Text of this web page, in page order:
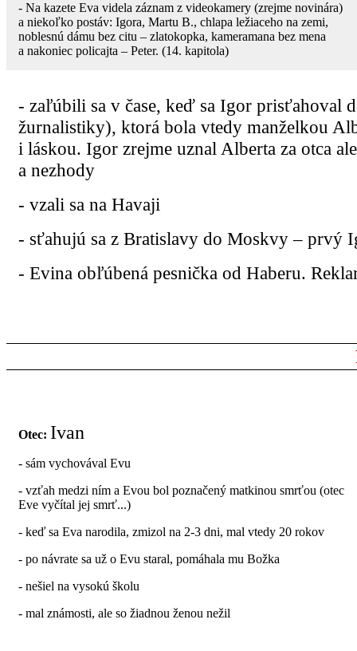
- Na kazete Eva videla záznam z videokamery (zrejme novinára)
a niekoľko postáv: Igora, Martu B., chlapa ležiaceho na zemi,
noblesnú dámu bez citu – zlatokopka, kameramana bez mena
a nakoniec policajta – Peter. (14. kapitola)
- zaľúbili sa v čase, keď sa Igor prisťahoval
žurnalistiky), ktorá bola vtedy manželkou
i láskou. Igor zrejme uznal Alberta za otca
a nezhody
- vzali sa na Havaji
- sťahujú sa z Bratislavy do Moskvy – prvý
- Evina obľúbená pesnička od Haberu.
Otec: Ivan
- sám vychovával Evu
- vzťah medzi ním a Evou bol poznačený matkinou smrťou (otec
Eve vyčítal jej smrť...)
- keď sa Eva narodila, zmizol na 2-3 dni, mal vtedy 20 rokov
- po návrate sa už o Evu staral, pomáhala mu Božka
- nešiel na vysokú školu
- mal známosti, ale so žiadnou ženou nežil